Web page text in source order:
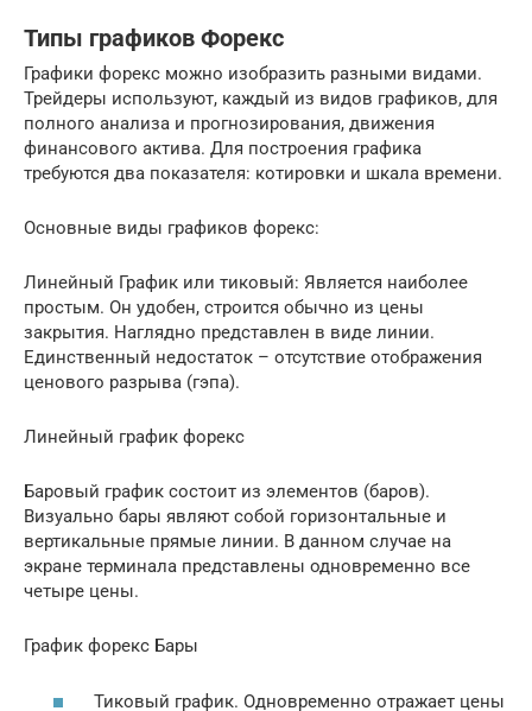
Типы графиков Форекс
Графики форекс можно изобразить разными видами.
Трейдеры используют, каждый из видов графиков, для
полного анализа и прогнозирования, движения
финансового актива. Для построения графика
требуются два показателя: котировки и шкала времени.
Основные виды графиков форекс:
Линейный График или тиковый: Является наиболее
простым. Он удобен, строится обычно из цены
закрытия. Наглядно представлен в виде линии.
Единственный недостаток – отсутствие отображения
ценового разрыва (гэпа).
Линейный график форекс
Баровый график состоит из элементов (баров).
Визуально бары являют собой горизонтальные и
вертикальные прямые линии. В данном случае на
экране терминала представлены одновременно все
четыре цены.
График форекс Бары
Тиковый график. Одновременно отражает цены